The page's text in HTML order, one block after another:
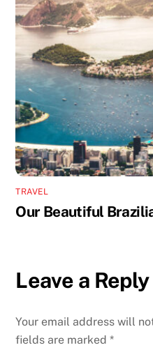
TRAVEL
Our Beautiful
Leave a Reply
Your email address will
fields are marked*